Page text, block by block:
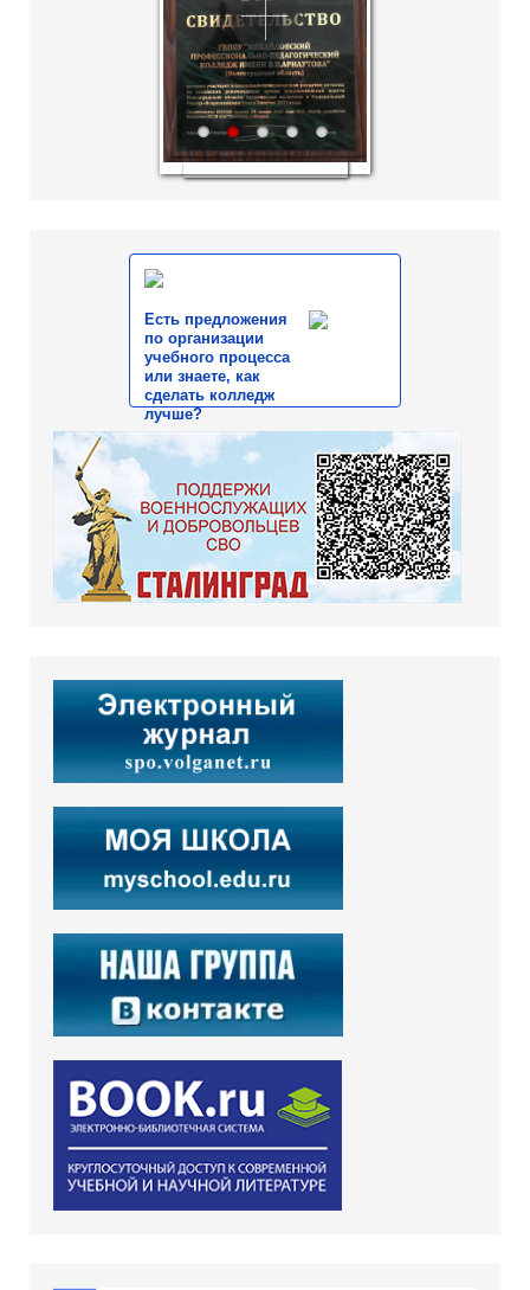
1 2 3 4 5
Есть предложения
по организации
учебного процесса
или знаете, как
сделать колледж
лучше?